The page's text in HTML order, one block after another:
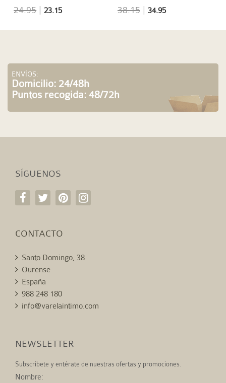
38.15| 34.95
24.95 |23.15
ENVÍOS:
Domicilio: 24/48h
Puntos recogida: 48/72h
SÍGUENOS
CONTACTO
Santo Domingo, 38
Ourense
España
988 248 180
info@varelaintimo.com
NEWSLETTER
Subscríbete y entérate de nuestras ofertas y promociones.
Nombre: